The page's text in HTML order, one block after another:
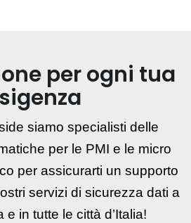
per ogni tua
siamo specialisti delle
per le PMI e le micro
per assicurarti un supporto
servizi di sicurezza dati a
e in tutte le città d’Italia!